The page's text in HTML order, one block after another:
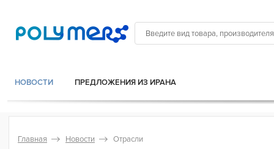
НОВОСТИ ПРЕДЛОЖЕНИЯ ИЗ ИРАНА
Главная Новости Отрасли